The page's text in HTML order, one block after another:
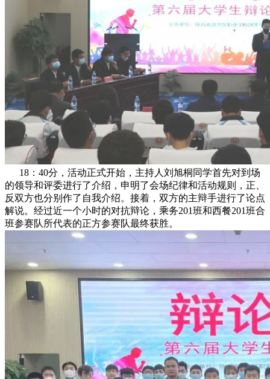
18：40分，活动正式开始，主持人刘旭桐同学首先对到场
的领导和评委进行了介绍，申明了会场纪律和活动规则，正、
反双方也分别作了自我介绍。接着，双方的主辩手进行了论点
解说。经过近一个小时的对抗辩论，乘务201班和西餐201班合
班参赛队所代表的正方参赛队最终获胜。